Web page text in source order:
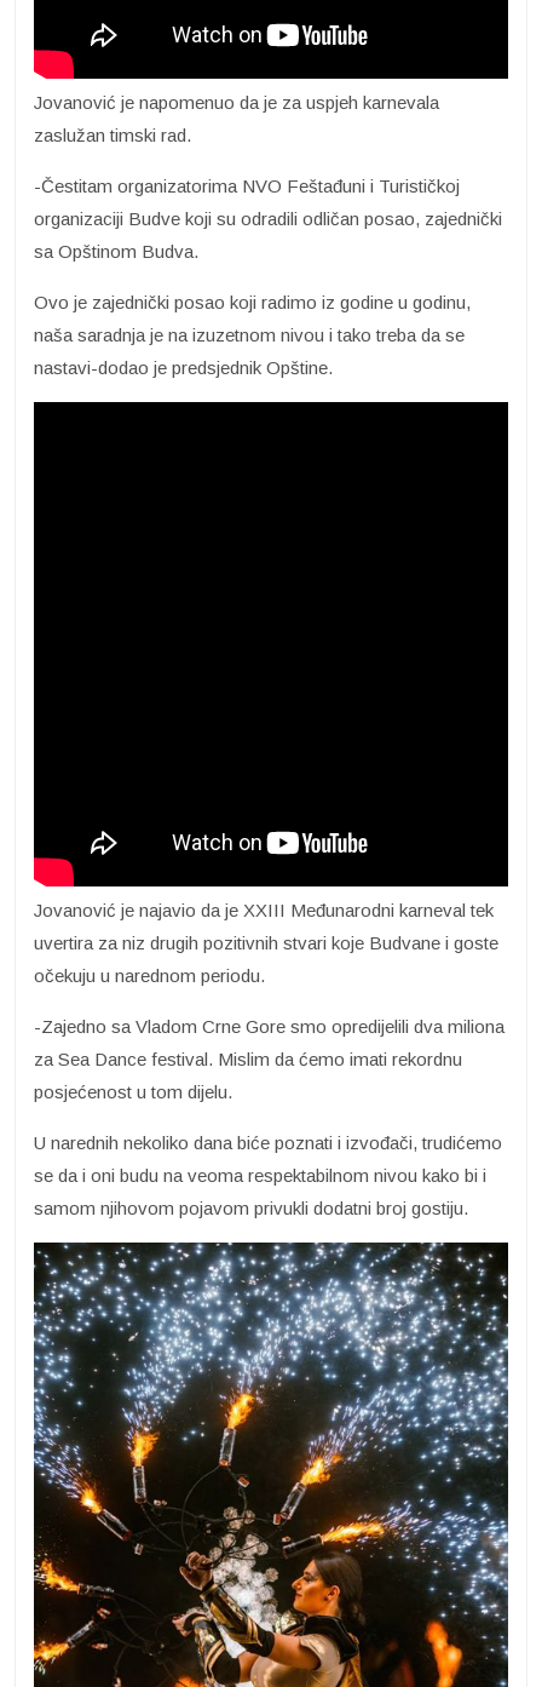
Jovanović je napomenuo da je za uspjeh karnevala
zaslužan timski rad.
-Čestitam organizatorima NVO Feštađuni i Turističkoj
organizaciji Budve koji su odradili odličan posao, zajednički
sa Opštinom Budva.
Ovo je zajednički posao koji radimo iz godine u godinu,
naša saradnja je na izuzetnom nivou i tako treba da se
nastavi-dodao je predsjednik Opštine.
Jovanović je najavio da je XXIII Međunarodni karneval tek
uvertira za niz drugih pozitivnih stvari koje Budvane i goste
očekuju u narednom periodu.
-Zajedno sa Vladom Crne Gore smo opredijelili dva miliona
za Sea Dance festival. Mislim da ćemo imati rekordnu
posjećenost u tom dijelu.
U narednih nekoliko dana biće poznati i izvođači, trudićemo
se da i oni budu na veoma respektabilnom nivou kako bi i
samom njihovom pojavom privukli dodatni broj gostiju.